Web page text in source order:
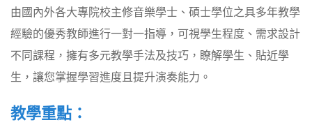
由國內外各大專院校主修音樂學士、碩士學位之具多年教學
經驗的優秀教師進行一對一指導，可視學生程度、需求設計
不同課程，擁有多元教學手法及技巧，瞭解學生、貼近學
生，讓您掌握學習進度且提升演奏能力。
教學重點：